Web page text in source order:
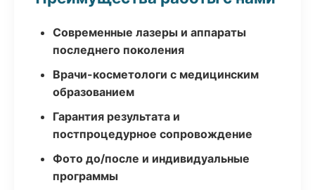
Современные лазеры и аппараты
последнего поколения
Врачи-косметологи с медицинским
образованием
Гарантия результата и
постпроцедурное сопровождение
Фото до/после и индивидуальные
программы